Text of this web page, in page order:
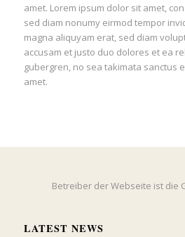
amet. Lorem ipsum dolor sit amet,
sed diam nonumy eirmod tempor
magna aliquyam erat, sed diam
accusam et justo duo dolores et ea
gubergren, no sea takimata sanctus
amet.
Betreiber der Webseite ist die
LATEST NEWS